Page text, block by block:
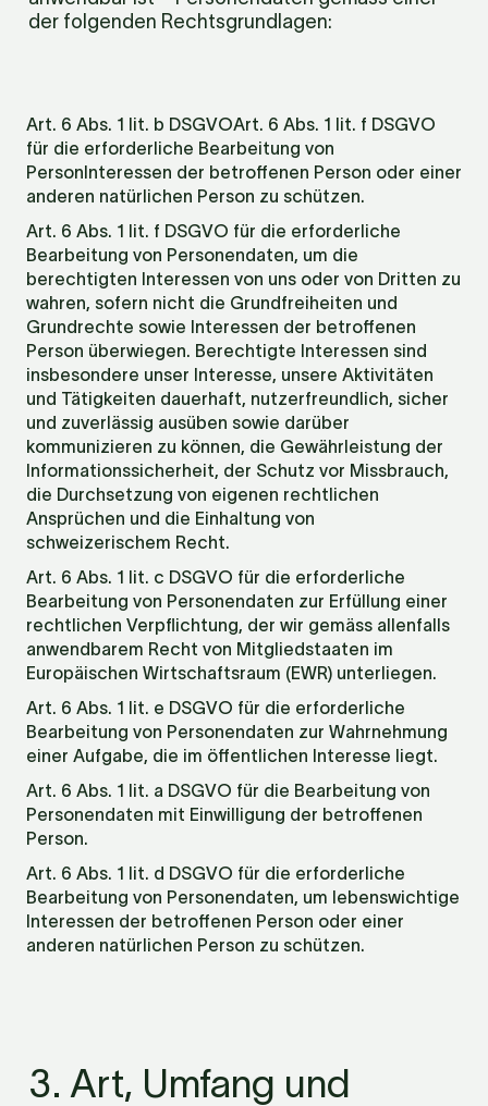
der folgenden Rechtsgrundlagen:
Art. 6 Abs. 1 lit. b DSGVOArt. 6 Abs. 1 lit. f DSGVO
für die erforderliche Bearbeitung von
PersonInteressen der betroffenen Person oder einer
anderen natürlichen Person zu schützen.
Art. 6 Abs. 1 lit. f DSGVO für die erforderliche
Bearbeitung von Personendaten, um die
berechtigten Interessen von uns oder von Dritten zu
wahren, sofern nicht die Grundfreiheiten und
Grundrechte sowie Interessen der betroffenen
Person überwiegen. Berechtigte Interessen sind
insbesondere unser Interesse, unsere Aktivitäten
und Tätigkeiten dauerhaft, nutzerfreundlich, sicher
und zuverlässig ausüben sowie darüber
kommunizieren zu können, die Gewährleistung der
Informationssicherheit, der Schutz vor Missbrauch,
die Durchsetzung von eigenen rechtlichen
Ansprüchen und die Einhaltung von
schweizerischem Recht.
Art. 6 Abs. 1 lit. c DSGVO für die erforderliche
Bearbeitung von Personendaten zur Erfüllung einer
rechtlichen Verpflichtung, der wir gemäss allenfalls
anwendbarem Recht von Mitgliedstaaten im
Europäischen Wirtschaftsraum (EWR) unterliegen.
Art. 6 Abs. 1 lit. e DSGVO für die erforderliche
Bearbeitung von Personendaten zur Wahrnehmung
einer Aufgabe, die im öffentlichen Interesse liegt.
Art. 6 Abs. 1 lit. a DSGVO für die Bearbeitung von
Personendaten mit Einwilligung der betroffenen
Person.
Art. 6 Abs. 1 lit. d DSGVO für die erforderliche
Bearbeitung von Personendaten, um lebenswichtige
Interessen der betroffenen Person oder einer
anderen natürlichen Person zu schützen.
3. Art, Umfang und